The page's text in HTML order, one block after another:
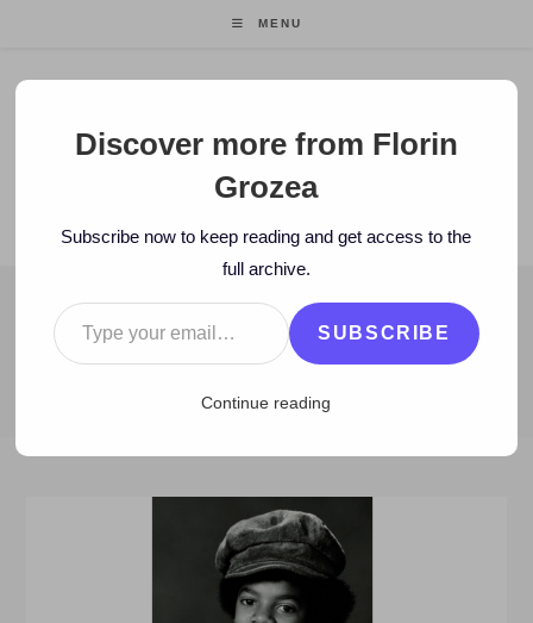
MENU
Florin Grozea
ENTREPRENEUR. FOUNDER/CEO MOCAPP.
BLOG
2014 > June > 27 > Istorie ISTORIE: 5 ani de la plecarea lui
Discover more from Florin
Grozea
Subscribe now to keep reading and get access to the
full archive.
Type your email…
SUBSCRIBE
Continue reading